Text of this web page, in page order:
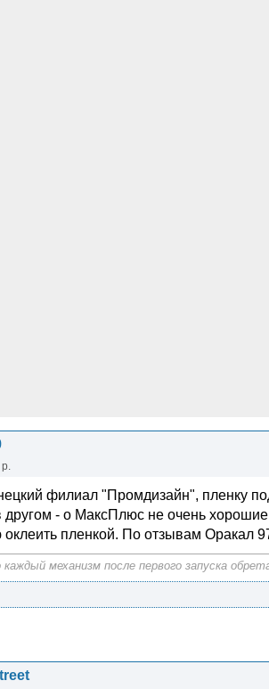
филиал "Промдизайн", пленку
другом - о МаксПлюс не очень
оклеить пленкой. По отзывам Оракал
механизм после первого запуска